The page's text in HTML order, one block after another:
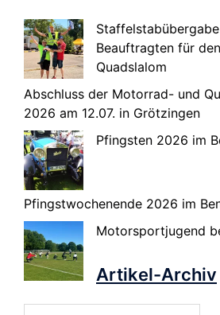
Beauftragten für
Quadslalom
Abschluss der Motorrad- und
2026 am 12.07. in Grötzingen
Pfingsten 2026 im
Pfingstwochenende 2026 im
Motorsportjugend
Artikel-Archiv